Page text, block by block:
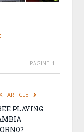
PAGINE: 1
ARTICLE
PLAYING